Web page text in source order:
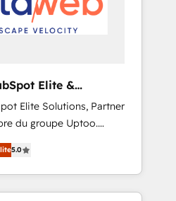
from other CRMs to
loss or downtime. 🔹
Custom
apps, workflows, and
our commitment
At
revenue teams focus on
most: revenue.
Elite &
Elite Solutions, Partner
du groupe Uptoo.
PME B2B à unifier
Service sur HubSpot
: alignement
prévisible, croissance
5.0